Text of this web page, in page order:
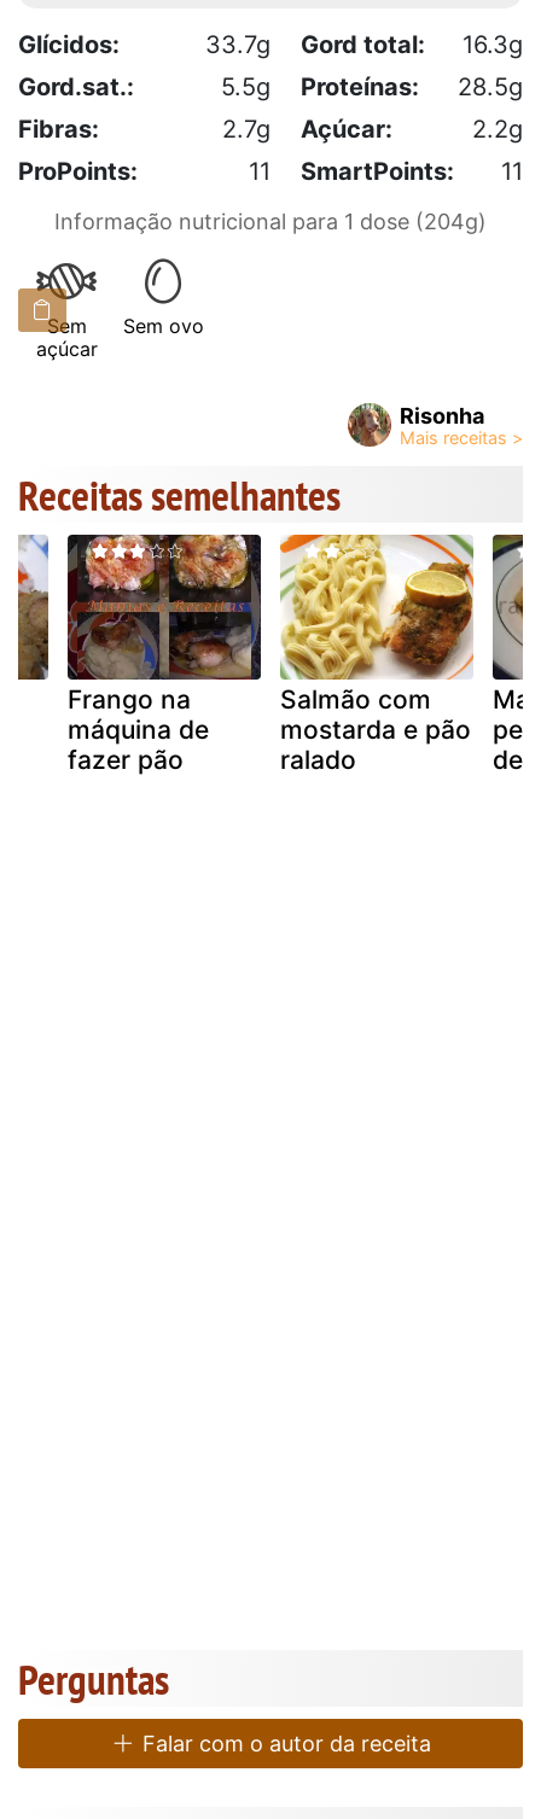
Glícidos: 33.7g Gord total:
16.3g
Gord.sat.:
5.5g Proteínas:
28.5g
Fibras:
2.7g Açúcar:
2.2g
ProPoints:
11 SmartPoints: 11
Informação nutricional para 1 dose (204g)
Sem
açúcar
Sem ovo
Risonha
Receitas semelhantes
Frango na
máquina de
fazer pão
Salmão com
mostarda e pão
ralado
Perguntas
Falar com o autor da receita